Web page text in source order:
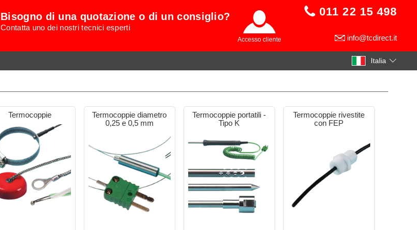
Italia
011 22 15 498
info@tcdirect.it
Accesso cliente
Bisogno di una quotazione o di un consiglio?
Contatta uno dei nostri tecnici esperti
Termocoppie
Termocoppie diametro
0,25 e 0,5 mm
Termocoppie portatili -
Tipo K
Termocoppie rivestite
con FEP